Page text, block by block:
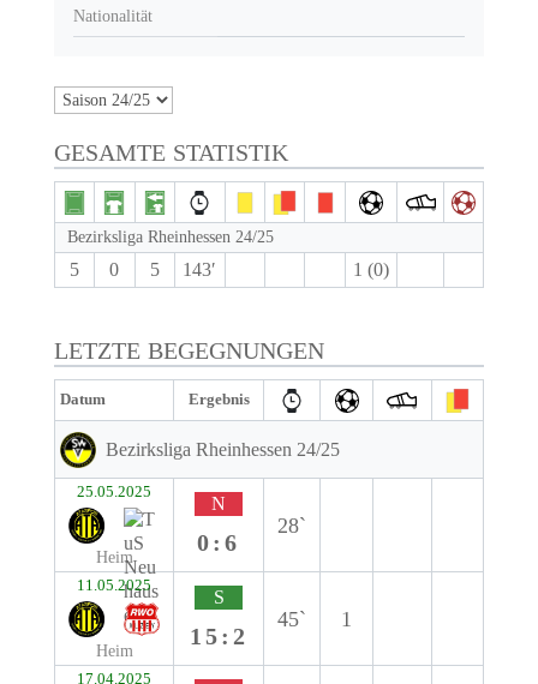
Nationalität
GESAMTE STATISTIK
Bezirksliga Rheinhessen 24/25
5 0 5 143′ 1 (0)
LETZTE BEGEGNUNGEN
Datum Ergebnis
Bezirksliga Rheinhessen 24/25
25.05.2025
Heim
N
0:6
28`
11.05.2025
Heim
S
15:2
45` 1
17.04.2025